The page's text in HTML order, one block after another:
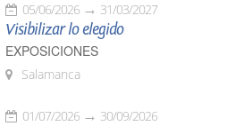
05/06/2026 31/03/2027
Visibilizar lo elegido
EXPOSICIONES
Salamanca
01/07/2026 30/09/2026